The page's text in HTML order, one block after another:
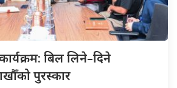
कार्यक्रम: बिल लिने–दिने
पुरस्कार